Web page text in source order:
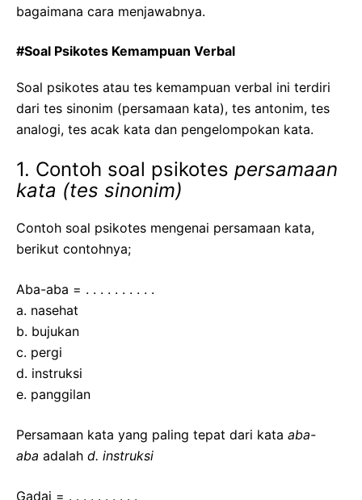
bagaimana cara menjawabnya.
#Soal Psikotes Kemampuan Verbal
Soal psikotes atau tes kemampuan verbal ini terdiri
dari tes sinonim (persamaan kata), tes antonim, tes
analogi, tes acak kata dan pengelompokan kata.
1. Contoh soal psikotes persamaan
kata (tes sinonim)
Contoh soal psikotes mengenai persamaan kata,
berikut contohnya;
Aba-aba = . . . . . . . . . .
a. nasehat
b. bujukan
c. pergi
d. instruksi
e. panggilan
Persamaan kata yang paling tepat dari kata aba-
aba adalah d. instruksi
Gadai = . . . . . . . . . .